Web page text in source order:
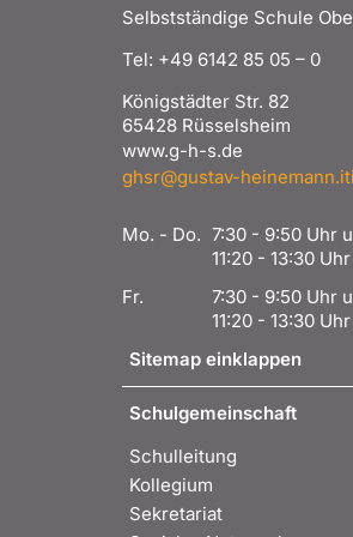
Selbstständige Schule
Tel: +49 6142 85 05 – 0
Königstädter Str. 82
65428 Rüsselsheim
www.g-h-s.de
ghsr@gustav-
Mo. - Do. 7:30 - 9:50 Uhr
11:20 - 13:30 Uhr
Fr.
7:30 - 9:50 Uhr
11:20 - 13:30 Uhr
Sitemap einklappen
Schulgemeinschaft
Schulleitung
Kollegium
Sekretariat